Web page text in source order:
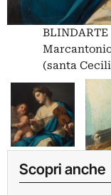
(santa
Scopri anche